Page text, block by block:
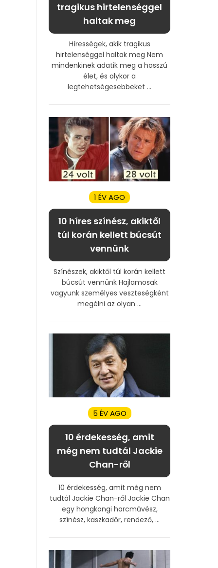
tragikus hirtelenséggel
haltak meg
Hírességek, akik tragikus
hirtelenséggel haltak meg Nem
mindenkinek adatik meg a hosszú
élet, és olykor a
legtehetségesebbeket ...
1 ÉV AGO
10 híres színész, akiktől
túl korán kellett búcsút
vennünk
Színészek, akiktől túl korán kellett
búcsút vennünk Hajlamosak
vagyunk személyes veszteségként
megélni az olyan ...
5 ÉV AGO
10 érdekesség, amit
még nem tudtál Jackie
Chan-ről
10 érdekesség, amit még nem
tudtál Jackie Chan-ről Jackie Chan
egy hongkongi harcművész,
színész, kaszkadőr, rendező, ...